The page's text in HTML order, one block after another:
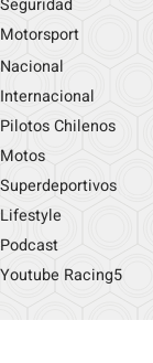
Seguridad
Motorsport
Nacional
Internacional
Pilotos Chilenos
Motos
Superdeportivos
Lifestyle
Podcast
Youtube Racing5